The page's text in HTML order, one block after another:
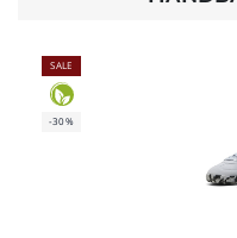
SALE
-30%